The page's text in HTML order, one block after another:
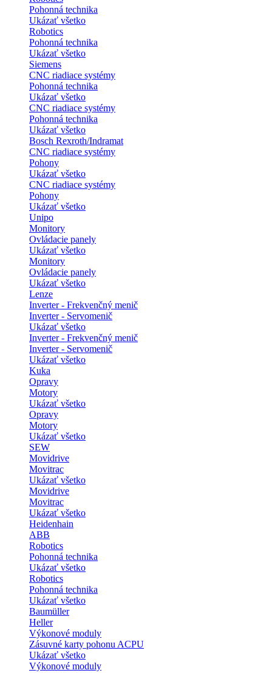
Pohonná technika
Ukázať všetko
Robotics
Pohonná technika
Ukázať všetko
Siemens
CNC riadiace systémy
Pohonná technika
Ukázať všetko
CNC riadiace systémy
Pohonná technika
Ukázať všetko
Bosch Rexroth/Indramat
CNC riadiace systémy
Pohony
Ukázať všetko
CNC riadiace systémy
Pohony
Ukázať všetko
Unipo
Monitory
Ovládacie panely
Ukázať všetko
Monitory
Ovládacie panely
Ukázať všetko
Lenze
Inverter - Frekvenčný menič
Inverter - Servomenič
Ukázať všetko
Inverter - Frekvenčný menič
Inverter - Servomenič
Ukázať všetko
Kuka
Opravy
Motory
Ukázať všetko
Opravy
Motory
Ukázať všetko
SEW
Movidrive
Movitrac
Ukázať všetko
Movidrive
Movitrac
Ukázať všetko
Heidenhain
ABB
Robotics
Pohonná technika
Ukázať všetko
Robotics
Pohonná technika
Ukázať všetko
Baumüller
Heller
Výkonové moduly
Zásuvné karty pohonu ACPU
Ukázať všetko
Výkonové moduly